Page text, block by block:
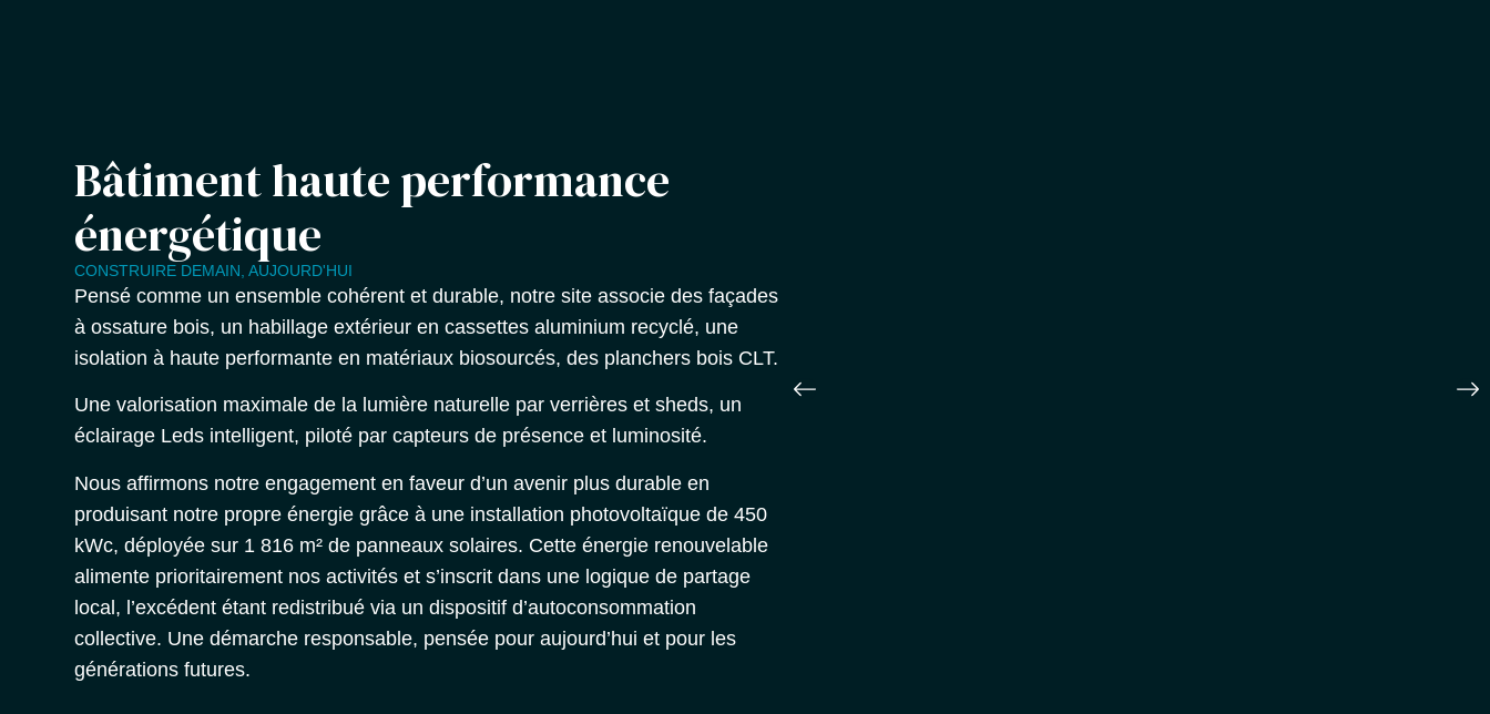
Bâtiment haute performance
énergétique
CONSTRUIRE DEMAIN, AUJOURD'HUI
Pensé comme un ensemble cohérent et durable, notre site associe des façades
à ossature bois, un habillage extérieur en cassettes aluminium recyclé, une
isolation à haute performante en matériaux biosourcés, des planchers bois CLT.
Une valorisation maximale de la lumière naturelle par verrières et sheds, un
éclairage Leds intelligent, piloté par capteurs de présence et luminosité.
Nous affirmons notre engagement en faveur d’un avenir plus durable en
produisant notre propre énergie grâce à une installation photovoltaïque de450
kWc, déployée sur 1 816 m² de panneaux solaires. Cette énergie renouvelable
alimente prioritairement nos activités et s’inscrit dans une logique de partage
local, l’excédent étant redistribué via un dispositif d’autoconsommation
collective. Une démarche responsable, pensée pour aujourd’hui et pour les
générations futures.